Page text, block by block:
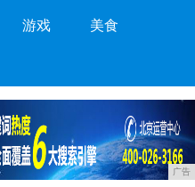
游戏 美食
广告